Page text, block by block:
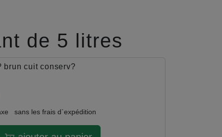
de 5 litres
brun cuit conserv?
sans les frais d`expédition